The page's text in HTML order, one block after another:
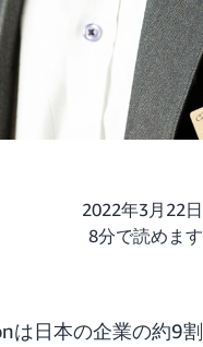
2022年3月22日
8分で読めます
は日本の企業の約9割